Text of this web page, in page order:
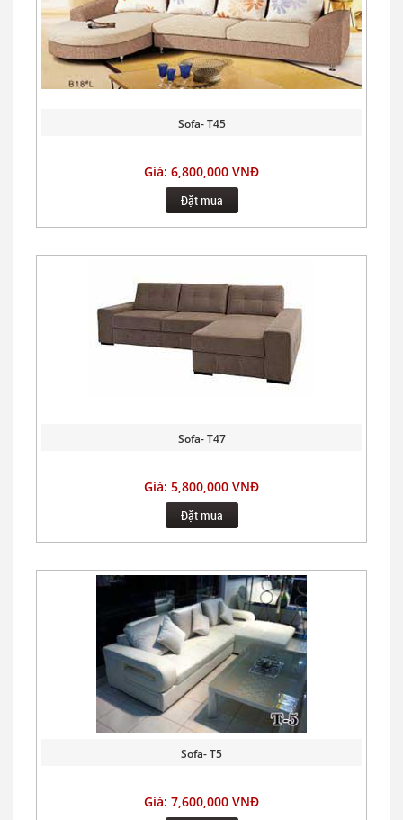
Sofa- T45
Giá: 6,800,000 VNĐ
Đặt mua
Sofa- T47
Giá: 5,800,000 VNĐ
Đặt mua
Sofa- T5
Giá: 7,600,000 VNĐ